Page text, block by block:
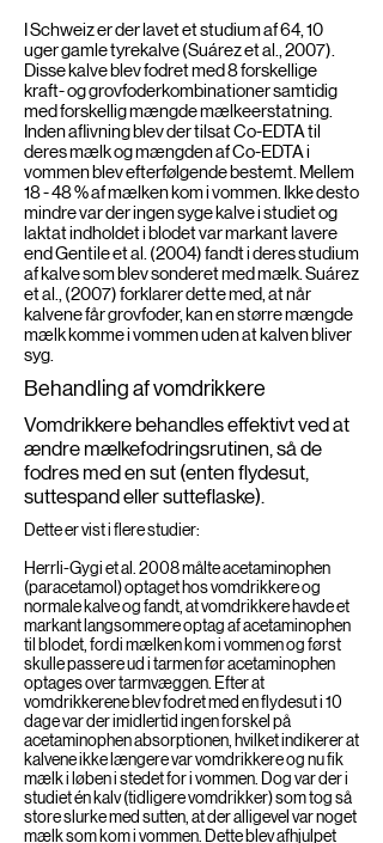
I Schweiz er der lavet et studium af 64, 10
uger gamle tyrekalve (Suárez et al., 2007).
Disse kalve blev fodret med 8 forskellige
kraft- og grovfoderkombinationer samtidig
med forskellig mængde mælkeerstatning.
Inden aflivning blev der tilsat Co-EDTA til
deres mælk og mængden af Co-EDTA i
vommen blev efterfølgende bestemt. Mellem
18 - 48 % af mælken kom i vommen. Ikke desto
mindre var der ingen syge kalve i studiet og
laktat indholdet i blodet var markant lavere
end Gentile et al. (2004) fandt i deres studium
af kalve som blev sonderet med mælk. Suárez
et al., (2007) forklarer dette med, at når
kalvene får grovfoder, kan en større mængde
mælk komme i vommen uden at kalven bliver
syg.
Behandling af vomdrikkere
Vomdrikkere behandles effektivt ved at
ændre mælkefodringsrutinen, så de
fodres med en sut (enten flydesut,
suttespand eller sutteflaske).
Dette er vist i flere studier:
Herrli-Gygi et al. 2008 målte acetaminophen
(paracetamol) optaget hos vomdrikkere og
normale kalve og fandt, at vomdrikkere havde et
markant langsommere optag af acetaminophen
til blodet, fordi mælken kom i vommen og først
skulle passere ud i tarmen før acetaminophen
optages over tarmvæggen. Efter at
vomdrikkerene blev fodret med en flydesut i 10
dage var der imidlertid ingen forskel på
acetaminophen absorptionen, hvilket indikerer at
kalvene ikke længere var vomdrikkere og nu fik
mælk i løben i stedet for i vommen. Dog var der i
studiet én kalv (tidligere vomdrikker) som tog så
store slurke med sutten, at der alligevel var noget
mælk som kom i vommen. Dette blev afhjulpet